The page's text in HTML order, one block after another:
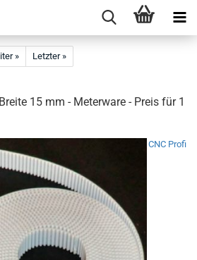
»
Letzter »
15 mm - Meterware - Preis für 1
CNC Profi